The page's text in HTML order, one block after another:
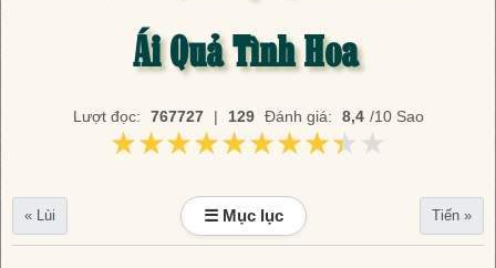
Ái Quả Tình Hoa
Lượt đọc: 767727 | 129 Đánh giá: 8,4 /10 Sao
★★★★★★★★★★
★★★★★★★★★★
« Lùi ☰ Mục lục Tiến »